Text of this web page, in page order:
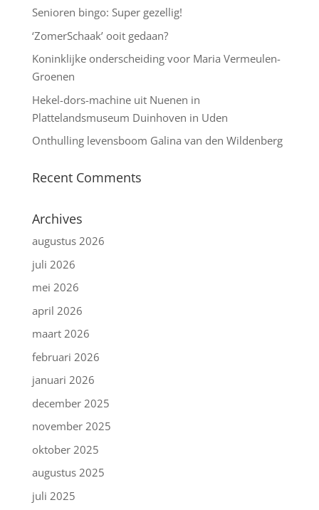
Senioren bingo: Super gezellig!
‘ZomerSchaak’ ooit gedaan?
Koninklijke onderscheiding voor Maria Vermeulen-
Groenen
Hekel-dors-machine uit Nuenen in
Plattelandsmuseum Duinhoven in Uden
Onthulling levensboom Galina van den Wildenberg
Recent Comments
Archives
augustus 2026
juli 2026
mei 2026
april 2026
maart 2026
februari 2026
januari 2026
december 2025
november 2025
oktober 2025
augustus 2025
juli 2025